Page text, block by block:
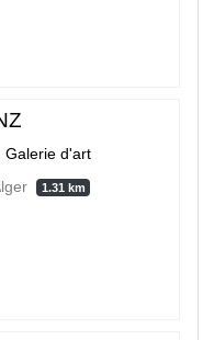
Galerie d'art
1.31 km